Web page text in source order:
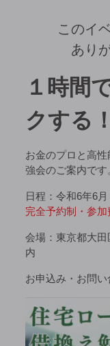
このイ
あり
１時間
クする！
お金のプロと高
強会のご案内です
日程：令和6年6
完全予約制・参加
会場：東京都大
内
お申込み・お問